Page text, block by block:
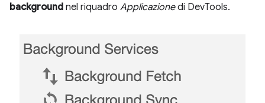
background nel riquadro Applicazionedi DevTools.